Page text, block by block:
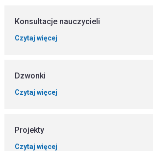
Konsultacje nauczycieli
Czytaj więcej
Dzwonki
Czytaj więcej
Projekty
Czytaj więcej